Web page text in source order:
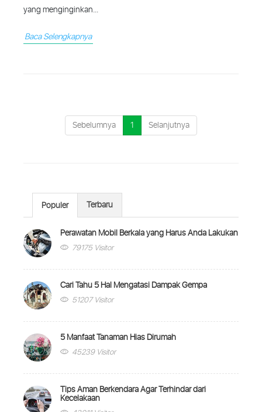
yang menginginkan...
Baca Selengkapnya
Sebelumnya 1 Selanjutnya
Populer Terbaru
Perawatan Mobil Berkala yang Harus Anda Lakukan
79175 Visitor
Cari Tahu 5 Hal Mengatasi Dampak Gempa
51207 Visitor
5 Manfaat Tanaman Hias Dirumah
45239 Visitor
Tips Aman Berkendara Agar Terhindar dari
Kecelakaan